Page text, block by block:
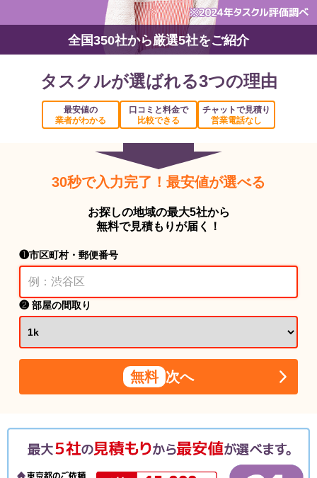
全国350社から厳選5社をご紹介
タスクルが選ばれる3つの理由
最安値の
業者がわかる
口コミと料金で
比較できる
チャットで見積り
営業電話なし
30秒で入力完了！最安値が選べる
お探しの地域の最大5社から
無料で見積もりが届く！
❶市区町村・郵便番号
❷ 部屋の間取り
無料 次へ